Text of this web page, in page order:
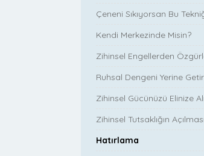
Çeneni Sıkıyorsan Bu
Kendi Merkezinde Misin?
Zihinsel Engellerden
Ruhsal Dengeni Yerine
Zihinsel Gücünüzü Elinize
Zihinsel Tutsaklığın Açılması
Hatırlama